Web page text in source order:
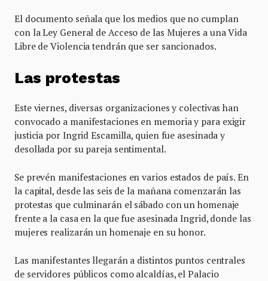
El documento señala que los medios que no cumplan
con la Ley General de Acceso de las Mujeres a una Vida
Libre de Violencia tendrán que ser sancionados.
Las protestas
Este viernes, diversas organizaciones y colectivas han
convocado a manifestaciones en memoria y para exigir
justicia por Ingrid Escamilla, quien fue asesinada y
desollada por su pareja sentimental.
Se prevén manifestaciones en varios estados de país. En
la capital, desde las seis de la mañana comenzarán las
protestas que culminarán el sábado con un homenaje
frente a la casa en la que fue asesinada Ingrid, donde las
mujeres realizarán un homenaje en su honor.
Las manifestantes llegarán a distintos puntos centrales
de servidores públicos como alcaldías, el Palacio